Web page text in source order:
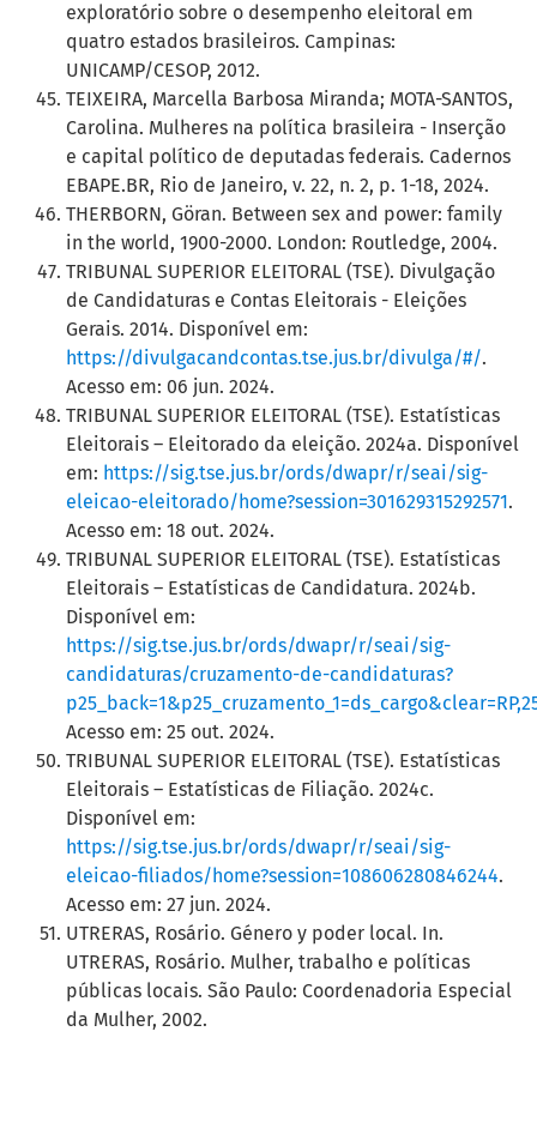
exploratório sobre o desempenho eleitoral em
quatro estados brasileiros. Campinas:
UNICAMP/CESOP, 2012.
TEIXEIRA, Marcella Barbosa Miranda; MOTA-SANTOS,
Carolina. Mulheres na política brasileira - Inserção
e capital político de deputadas federais. Cadernos
EBAPE.BR, Rio de Janeiro, v. 22, n. 2, p. 1-18, 2024.
THERBORN, Göran. Between sex and power: family
in the world, 1900-2000. London: Routledge, 2004.
TRIBUNAL SUPERIOR ELEITORAL (TSE). Divulgação
de Candidaturas e Contas Eleitorais - Eleições
Gerais. 2014. Disponível em:
https://divulgacandcontas.tse.jus.br/divulga/#/.
Acesso em: 06 jun. 2024.
TRIBUNAL SUPERIOR ELEITORAL (TSE). Estatísticas
Eleitorais – Eleitorado da eleição. 2024a. Disponível
em: https://sig.tse.jus.br/ords/dwapr/r/seai/sig-
eleicao-eleitorado/home?session=301629315292571.
Acesso em: 18 out. 2024.
TRIBUNAL SUPERIOR ELEITORAL (TSE). Estatísticas
Eleitorais – Estatísticas de Candidatura. 2024b.
Disponível em:
https://sig.tse.jus.br/ords/dwapr/r/seai/sig-
candidaturas/cruzamento-de-candidaturas?
Acesso em: 25 out. 2024.
TRIBUNAL SUPERIOR ELEITORAL (TSE). Estatísticas
Eleitorais – Estatísticas de Filiação. 2024c.
Disponível em:
https://sig.tse.jus.br/ords/dwapr/r/seai/sig-
eleicao-filiados/home?session=108606280846244.
Acesso em: 27 jun. 2024.
UTRERAS, Rosário. Género y poder local. In.
UTRERAS, Rosário. Mulher, trabalho e políticas
públicas locais. São Paulo: Coordenadoria Especial
da Mulher, 2002.